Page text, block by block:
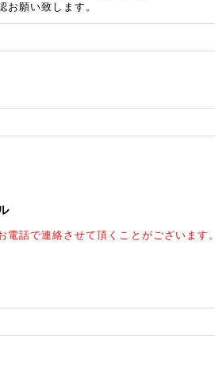
お願い致します。
話で連絡させて頂くことがございます。